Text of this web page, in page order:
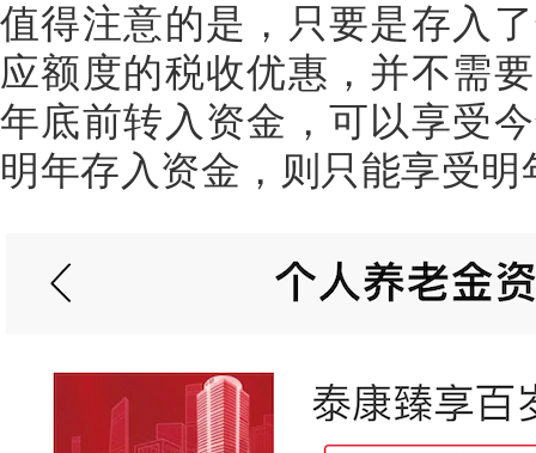
值得注意的是，只要是存入
应额度的税收优惠，并不需
年底前转入资金，可以享受
明年存入资金，则只能享受